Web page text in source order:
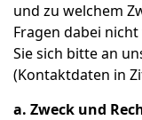
und zu welchem
Fragen dabei
Sie sich bitte an
(Kontaktdaten in
a. Zweck und